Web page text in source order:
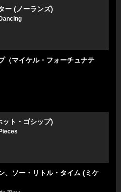
ー (ノーランズ)
（マイケル・フォーチュナテ
ット・ゴシップ)
、ソー・リトル・タイム (ミケ